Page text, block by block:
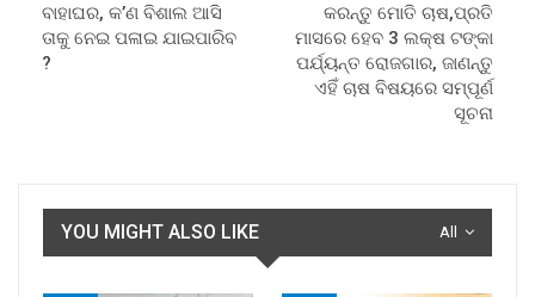
ବାହାଘର, କ’ଣ ବିଶାଲ ଆସି
ତାକୁ ନେଇ ପଳାଇ ଯାଇପାରିବ
?
କରନ୍ତୁ ମୋତି ଚାଷ,ପ୍ରତି
ମାସରେ ହେବ 3 ଲକ୍ଷ ଟଙ୍କା
ପର୍ଯ୍ୟନ୍ତ ରୋଜଗାର, ଜାଣନ୍ତୁ
ଏହିଁ ଚାଷ ବିଷୟରେ ସମ୍ପୂର୍ଣ
ସୂଚନା
All
YOU MIGHT ALSO LIKE